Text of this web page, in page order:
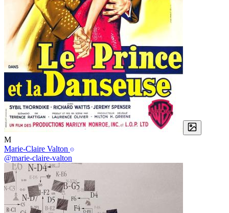
M
Marie-Claire Valton
@marie-claire-valton